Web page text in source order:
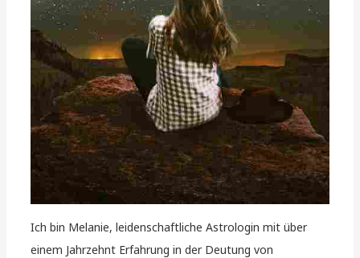
Ich bin Melanie, leidenschaftliche Astrologin mit über
einem Jahrzehnt Erfahrung in der Deutung von